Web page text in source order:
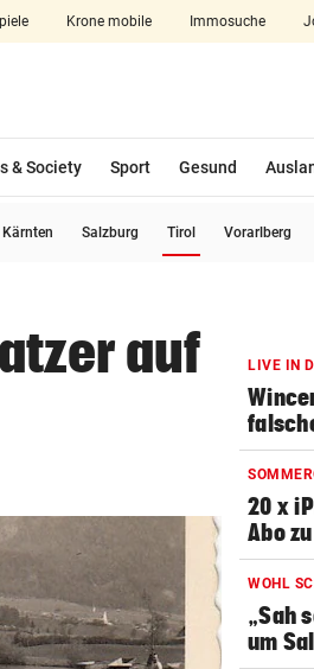
Krone mobile Immosuche
& Society Sport Gesund
Kärnten Salzburg Tirol Vorarlberg
auf LIVE IN
20 x
Abo
WOHL
„Sah
um